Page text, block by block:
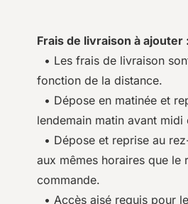
Frais de livraison à ajouter :
• Les frais de livraison
fonction de la distance.
• Dépose en matinée et
lendemain matin avant midi
• Dépose et reprise au
aux mêmes horaires que le
commande.
• Accès aisé requis pour